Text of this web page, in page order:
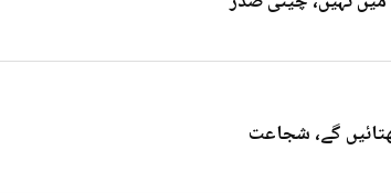
گے، شجاعت